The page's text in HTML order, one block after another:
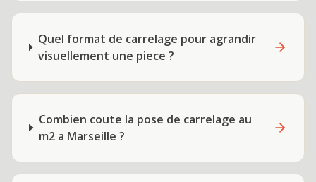
Quel format de carrelage pour agrandir
visuellement une piece ?
Combien coute la pose de carrelage au
m2 a Marseille ?